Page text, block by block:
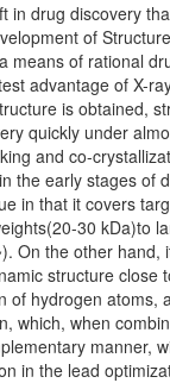
in drug discovery
of
means of rational
advantage of X-
is obtained,
quickly under
and co-
the early stages of
in that it covers
30 kDa)to
On the other hand,
structure close
of hydrogen atoms,
which, when
manner,
in the lead